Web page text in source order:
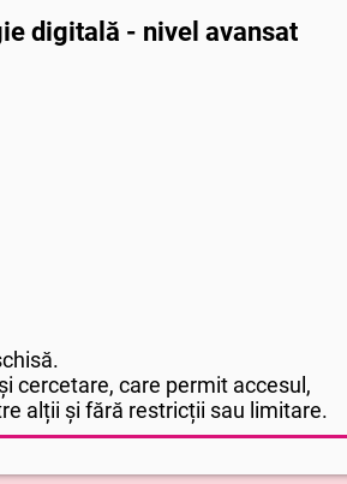
digitală - nivel avansat
cercetare, care permit accesul,
alții și fără restricții sau limitare.